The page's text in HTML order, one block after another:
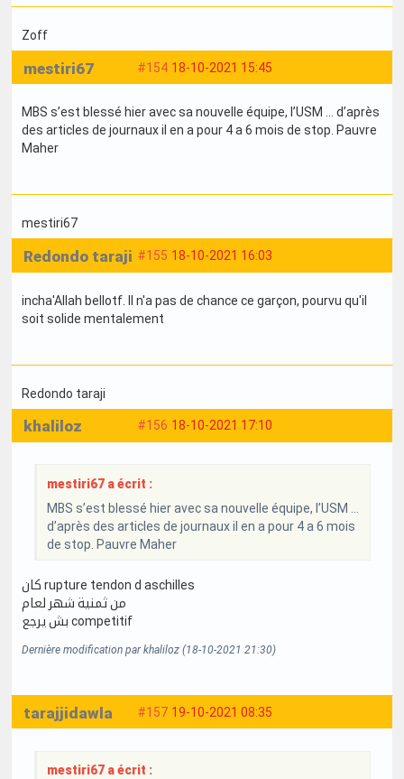
Zoff
#154 18-10-2021 15:45
mestiri67
MBS s’est blessé hier avec sa nouvelle équipe, l’USM … d’après
des articles de journaux il en a pour 4 a 6 mois de stop. Pauvre
Maher
mestiri67
#155 18-10-2021 16:03
Redondo taraji
incha'Allah bellotf. Il n'a pas de chance ce garçon, pourvu qu'il
soit solide mentalement
Redondo taraji
#156 18-10-2021 17:10
khaliloz
mestiri67 a écrit :
MBS s’est blessé hier avec sa nouvelle équipe, l’USM …
d’après des articles de journaux il en a pour 4 a 6 mois
de stop. Pauvre Maher
كان rupture tendon d aschilles
من ثمنية شهر لعام
بش يرجع competitif
Dernière modification par khaliloz (18-10-2021 21:30)
#157 19-10-2021 08:35
tarajjidawla
mestiri67 a écrit :